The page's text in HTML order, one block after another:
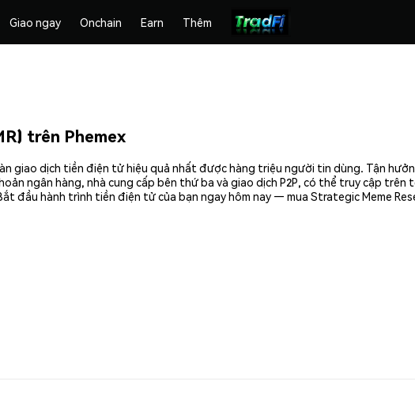
Giao ngay Onchain Earn Thêm
trên Phemex
giao dịch tiền điện tử hiệu quả nhất được hàng triệu người tin dùng. Tận
ngân hàng, nhà cung cấp bên thứ ba và giao dịch P2P, có thể truy cập
đầu hành trình tiền điện tử của bạn ngay hôm nay — mua Strategic Meme